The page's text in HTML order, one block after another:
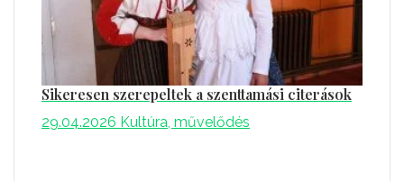
Sikeresen szerepeltek a szenttamási citerások
29.04.2026 Kultúra, művelődés